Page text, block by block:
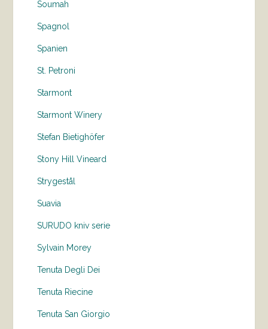
Soumah
Spagnol
Spanien
St. Petroni
Starmont
Starmont Winery
Stefan Bietighöfer
Stony Hill Vineard
Strygestål
Suavia
SURUDO kniv serie
Sylvain Morey
Tenuta Degli Dei
Tenuta Riecine
Tenuta San Giorgio